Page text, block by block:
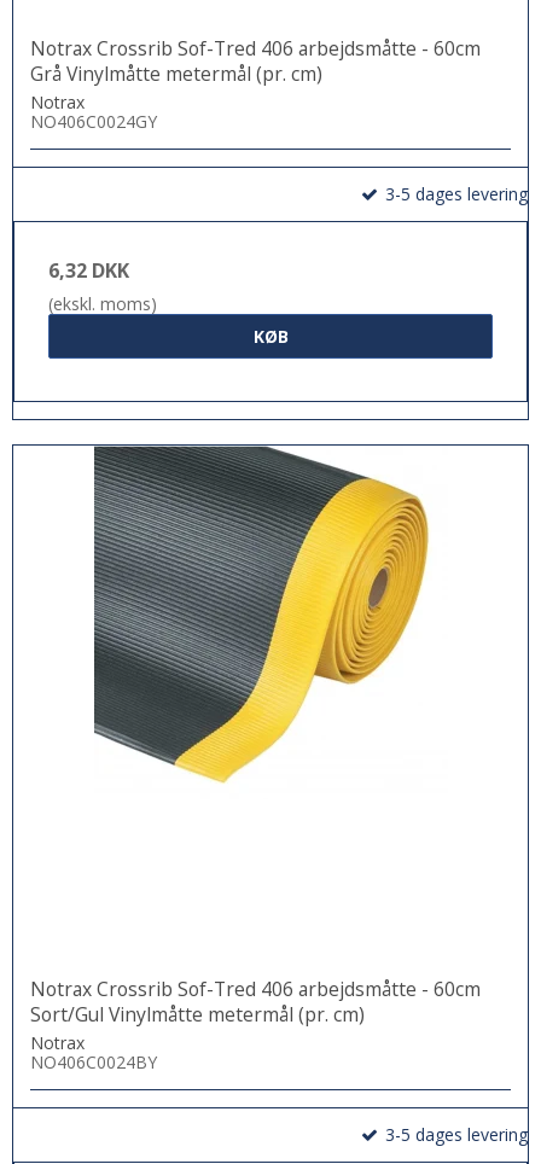
Notrax Crossrib Sof-Tred 406 arbejdsmåtte - 60cm
Grå Vinylmåtte metermål (pr. cm)
Notrax
NO406C0024GY
3-5 dages levering
6,32 DKK
(ekskl. moms)
KØB
Notrax Crossrib Sof-Tred 406 arbejdsmåtte - 60cm
Sort/Gul Vinylmåtte metermål (pr. cm)
Notrax
NO406C0024BY
3-5 dages levering